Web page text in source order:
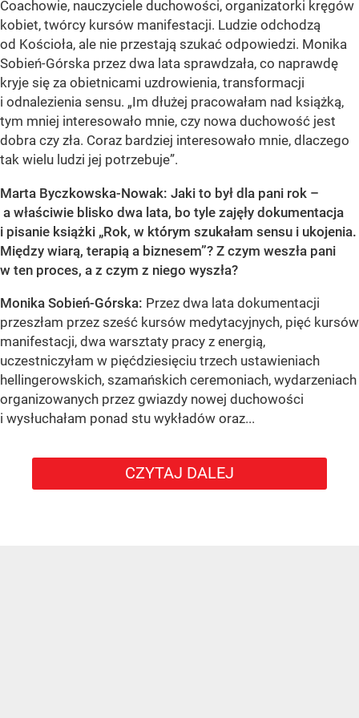
Coachowie, nauczyciele duchowości, organizatorki kręgów
kobiet, twórcy kursów manifestacji. Ludzie odchodzą
od Kościoła, ale nie przestają szukać odpowiedzi. Monika
Sobień-Górska przez dwa lata sprawdzała, co naprawdę
kryje się za obietnicami uzdrowienia, transformacji
i odnalezienia sensu. „Im dłużej pracowałam nad książką,
tym mniej interesowało mnie, czy nowa duchowość jest
dobra czy zła. Coraz bardziej interesowało mnie, dlaczego
tak wielu ludzi jej potrzebuje”.
Marta Byczkowska-Nowak: Jaki to był dla pani rok –
a właściwie blisko dwa lata, bo tyle zajęły dokumentacja
i pisanie książki „Rok, w którym szukałam sensu i ukojenia.
Między wiarą, terapią a biznesem”? Z czym weszła pani
w ten proces, a z czym z niego wyszła?
Monika Sobień-Górska: Przez dwa lata dokumentacji
przeszłam przez sześć kursów medytacyjnych, pięć kursów
manifestacji, dwa warsztaty pracy z energią,
uczestniczyłam w pięćdziesięciu trzech ustawieniach
hellingerowskich, szamańskich ceremoniach, wydarzeniach
organizowanych przez gwiazdy nowej duchowości
i wysłuchałam ponad stu wykładów oraz...
CZYTAJ DALEJ